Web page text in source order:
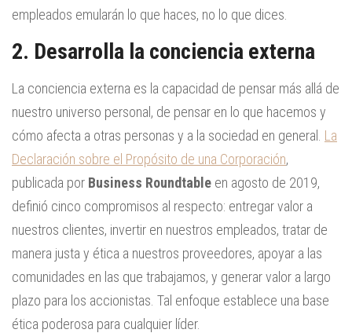
empleados emularán lo que haces, no lo que dices.
2. Desarrolla la conciencia externa
La conciencia externa es la capacidad de pensar más allá de
nuestro universo personal, de pensar en lo que hacemos y
cómo afecta a otras personas y a la sociedad en general. La
Declaración sobre el Propósito de una Corporación,
publicada por Business Roundtable en agosto de 2019,
definió cinco compromisos al respecto: entregar valor a
nuestros clientes, invertir en nuestros empleados, tratar de
manera justa y ética a nuestros proveedores, apoyar a las
comunidades en las que trabajamos, y generar valor a largo
plazo para los accionistas. Tal enfoque establece una base
ética poderosa para cualquier líder.